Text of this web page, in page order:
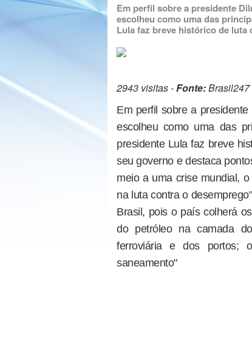
Em perfil sobre a presidente
escolheu como uma das
Lula faz breve histórico de luta
2943 visitas -Fonte:Brasil247
Em perfil sobre a
escolheu como uma das
presidente Lula faz breve
seu governo e destaca
meio a uma crise mundial,
na luta contra o
Brasil, pois o país colherá
do petróleo na camada
ferroviária e dos portos;
saneamento"